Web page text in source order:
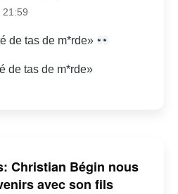
21:59
de tas de m*rde»
de tas de m*rde»
Christian Bégin nous
avec son fils